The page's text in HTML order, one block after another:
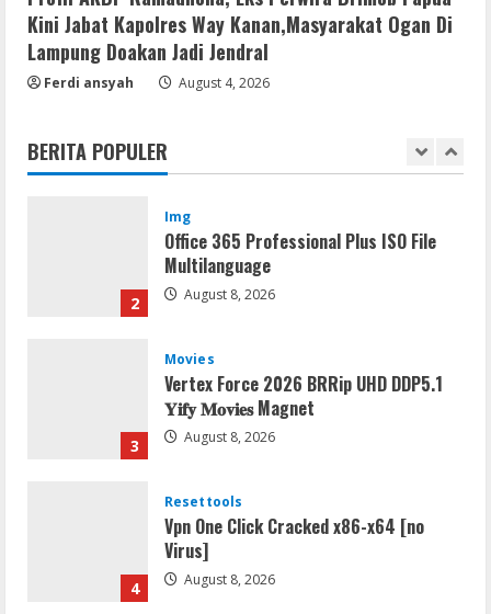
Kini Jabat Kapolres Way Kanan,Masyarakat Ogan Di
Lampung Doakan Jadi Jendral
Ferdi ansyah August 4, 2026
BERITA POPULER
5 August 8, 2026
1
Resettools
Nik Collection (by DxO) Portable [no
2
Img
Office 365 Professional Plus ISO File
Multilanguage
August 8, 2026
3
Movies
Vertex Force 2026 BRRip UHD DDP5.1
𝐘𝐢𝐟𝐲 𝐌𝐨𝐯𝐢𝐞𝐬 Magnet
August 8, 2026
4
Resettools
Vpn One Click Cracked x86-x64 [no
Virus]
August 8, 2026